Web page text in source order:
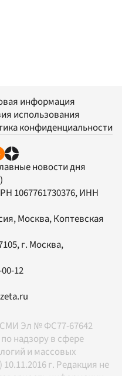
информация
использования
конфиденциальности
новости дня
1067761730376, ИНН
Москва, Коптевская
, г. Москва,
12
СМИ Эл № ФС77-67642
надзору в сфере
и массовых
г. Редакция не